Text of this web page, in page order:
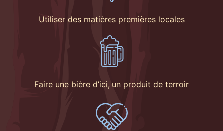
Utiliser des matières premières locales
Faire une bière d’ici, un produit de terroir